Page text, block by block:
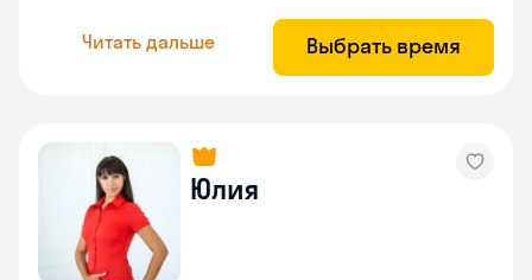
Читать дальше Выбрать время
Юлия